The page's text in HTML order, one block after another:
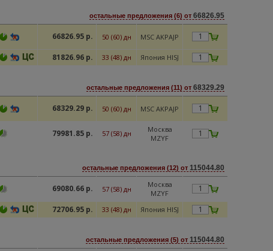
остальные предложения (6) от 66826.95
66826.95 р. 50 (60) дн MSC AKPAJP
81826.96 р. 33 (48) дн Япония HISJ
остальные предложения (11) от 68329.29
68329.29 р. 50 (60) дн MSC AKPAJP
79981.85 р. 57 (58) дн
Москва
MZYF
остальные предложения (12) от 115044.80
69080.66 р. 57 (58) дн
Москва
MZYF
72706.95 р. 33 (48) дн Япония HISJ
остальные предложения (5) от 115044.80